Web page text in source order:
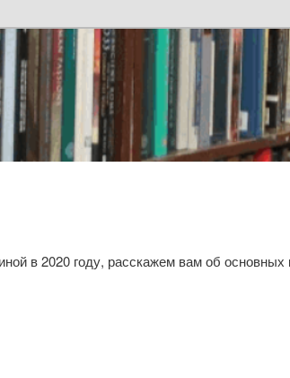
в 2020 году, расскажем вам об основных